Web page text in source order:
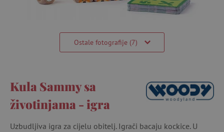
Ostale fotografije (7)
Kula Sammy sa
životinjama - igra
Uzbudljiva igra za cijelu obitelj. Igrači bacaju kockice. U